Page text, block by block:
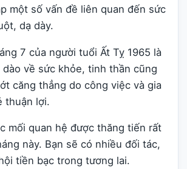
một số vấn đề liên quan đến sức
dạ dày.
7 của người tuổi Ất Tỵ 1965 là
về sức khỏe, tinh thần cũng
căng thẳng do công việc và gia
thuận lợi.
mối quan hệ được thăng tiến rất
này. Bạn sẽ có nhiều đối tác,
tiền bạc trong tương lai.